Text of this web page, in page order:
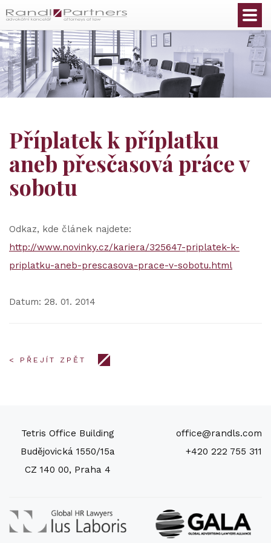
Příplatek k příplatku
aneb přesčasová práce v
sobotu
Odkaz, kde článek najdete:
http://www.novinky.cz/kariera/325647-priplatek-k-
priplatku-aneb-prescasova-prace-v-sobotu.html
Datum: 28. 01. 2014
< PŘEJÍT ZPĚT
Tetris Office Building
Budějovická 1550/15a
CZ 140 00, Praha 4
office@randls.com
+420 222 755 311
Čeština